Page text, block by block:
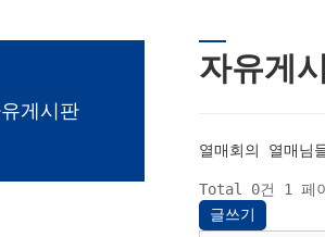
게시판
자유게
열매회의 열매님
Total 0건
1 페
글쓰기